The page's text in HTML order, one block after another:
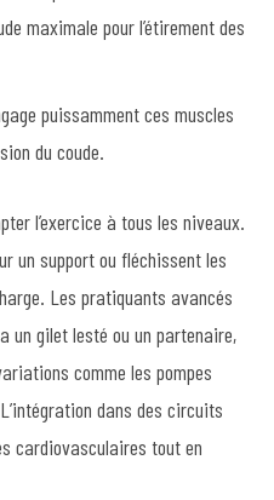
maximale pour l’étirement des
puissamment ces muscles
du coude.
l’exercice à tous les niveaux.
un support ou fléchissent les
Les pratiquants avancés
un gilet lesté ou un partenaire,
comme les pompes
dans des circuits
cardiovasculaires tout en